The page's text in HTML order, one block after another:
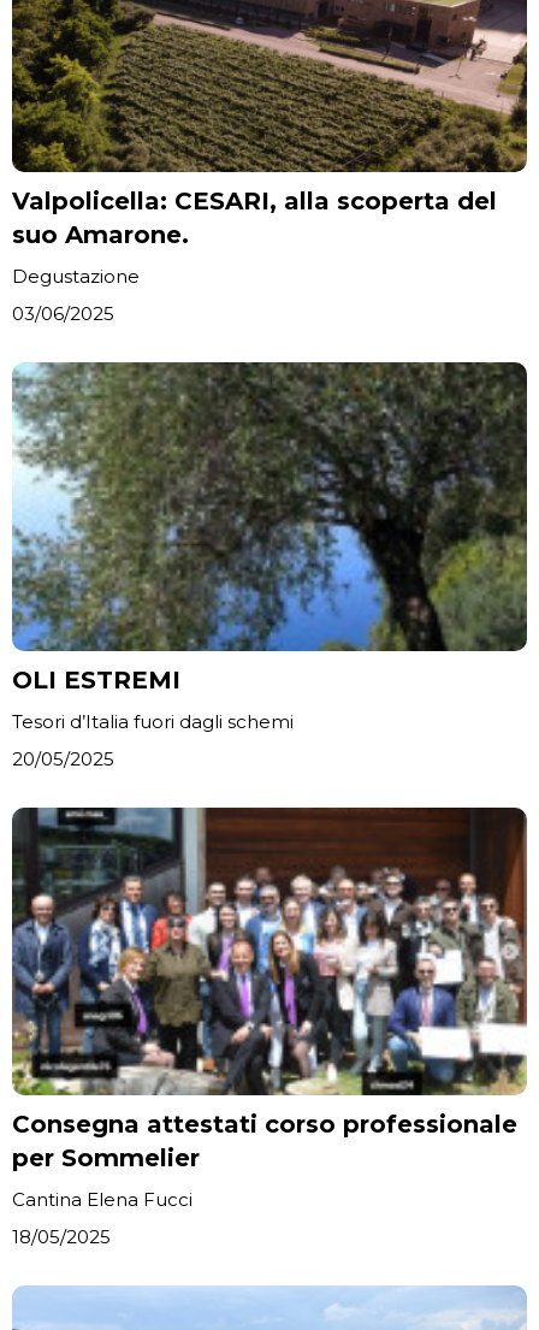
Valpolicella: CESARI, alla scoperta del
suo Amarone.
Degustazione
03/06/2025
OLI ESTREMI
Tesori d’Italia fuori dagli schemi
20/05/2025
Consegna attestati corso professionale
per Sommelier
Cantina Elena Fucci
18/05/2025